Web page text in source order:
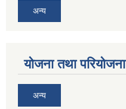
अन्य
योजना तथा परियोजना
अन्य